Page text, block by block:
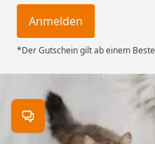
Anmelden
*Der Gutschein gilt ab einem
Kontakt öffnen